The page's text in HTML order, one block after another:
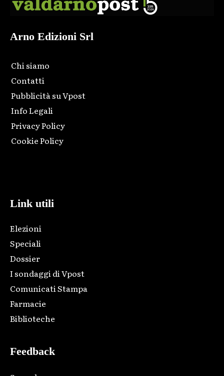
Arno Edizioni Srl
Chi siamo
Contatti
Pubblicità su Vpost
Info Legali
Privacy Policy
Cookie Policy
Link utili
Elezioni
Speciali
Dossier
I sondaggi di Vpost
Comunicati Stampa
Farmacie
Biblioteche
Feedback